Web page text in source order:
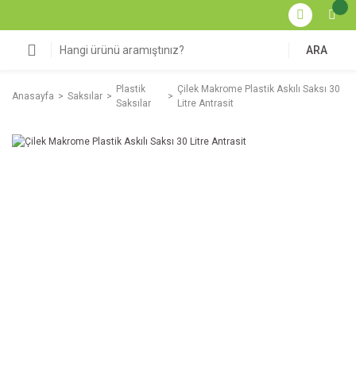
ARA
Anasayfa Saksılar
Plastik
Saksılar
Çilek Makrome Plastik Askılı Saksı 30
Litre Antrasit